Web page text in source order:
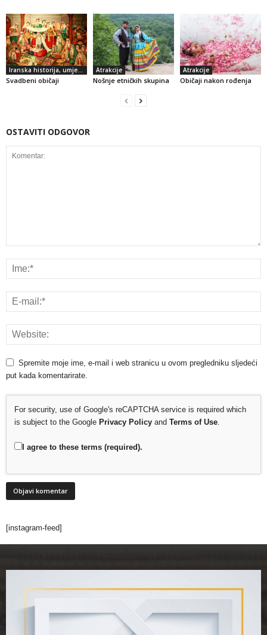
Svadbeni običaji
Atrakcije
Nošnje etničkih skupina
Atrakcije
Običaji nakon rođenja
OSTAVITI ODGOVOR
Spremite moje ime, e-mail i web stranicu u ovom pregledniku sljedeći
put kada komentarirate.
For security, use of Google's reCAPTCHA service is required which
is subject to the Google Privacy Policy and Terms of Use
I agree to these terms (required).
[instagram-feed]